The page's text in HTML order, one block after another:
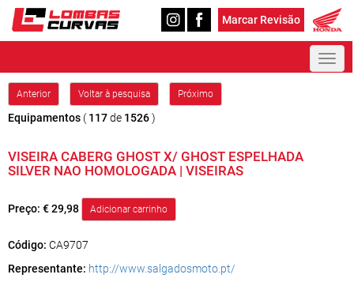
Marcar Revisão
Anterior Voltar à pesquisa Próximo
Equipamentos (117de 1526)
VISEIRA CABERG GHOST X/ GHOST ESPELHADA
SILVER NAO HOMOLOGADA | VISEIRAS
Preço: € 29,98
Código: CA9707
Representante: http://www.salgadosmoto.pt/